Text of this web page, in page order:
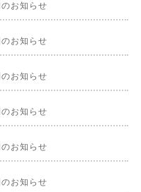
お知らせ
お知らせ
お知らせ
お知らせ
お知らせ
お知らせ